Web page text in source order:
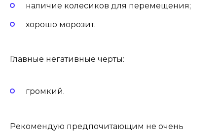
наличие колесиков для перемещения;
хорошо морозит.
Главные негативные черты:
громкий.
Рекомендую предпочитающим не очень